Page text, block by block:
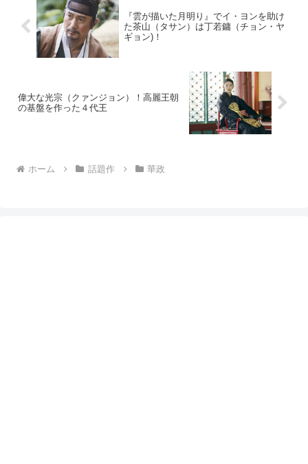
『雲が描いた月明り』でイ・ヨンを助け
た茶山（タサン）は丁若鏞（チョン・ヤ
ギョン)！
偉大な光宗（クァンジョン）！高麗王朝
の基盤を作った４代王
ホーム 話題作 華政